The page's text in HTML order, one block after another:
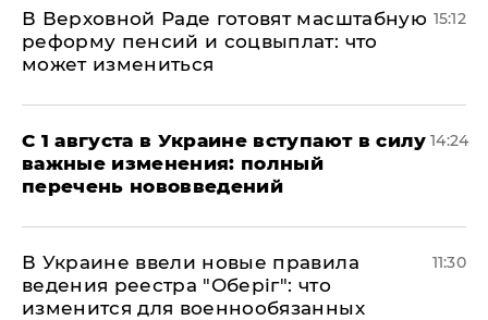
В Верховной Раде готовят масштабную
реформу пенсий и соцвыплат: что
может измениться
15:12
С 1 августа в Украине вступают в силу
важные изменения: полный
перечень нововведений
14:24
В Украине ввели новые правила
ведения реестра "Оберіг": что
изменится для военнообязанных
11:30